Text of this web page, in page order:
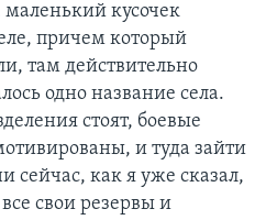
маленький кусочек
причем который
там действительно
одно название села.
стоят, боевые
и туда зайти
сейчас, как я уже сказал,
свои резервы и